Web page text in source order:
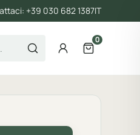
+39 030 682 1387IT
AccountApri il
0